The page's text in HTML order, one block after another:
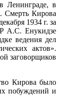
Ленинграде, в
Смерть Кирова
1934 г. за
А.С. Енукидзе
ведения дел
актов».
заговорщиков
Кирова было
побуждений и